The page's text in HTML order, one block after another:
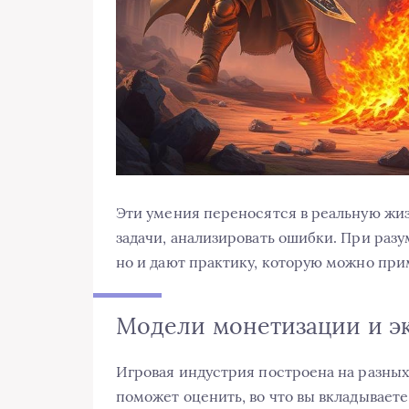
Эти умения переносятся в реальную
задачи, анализировать ошибки. При
но и дают практику, которую можно
Модели монетизации и
Игровая индустрия построена на
поможет оценить, во что вы